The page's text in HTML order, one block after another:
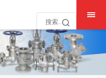
热线： 15888225005 15888225055